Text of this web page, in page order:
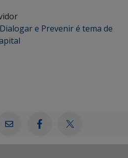
e Prevenir é tema de